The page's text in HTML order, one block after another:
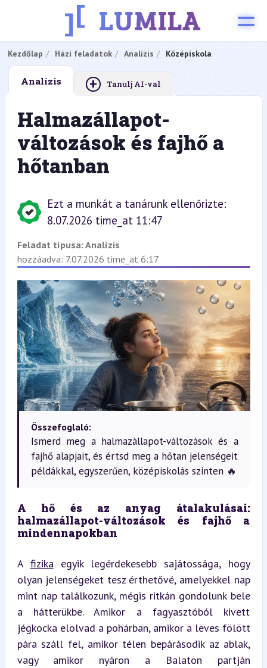
Kezdőlap Házi feladatok Analízis Középiskola
Analízis + Tanulj AI-val
Halmazállapot-
változások és fajhő a
hőtanban
Ezt a munkát a tanárunk ellenőrizte:
8.07.2026 time_at 11:47
Feladat típusa: Analízis
hozzáadva: 7.07.2026 time_at 6:17
Összefoglaló:
Ismerd meg a halmazállapot-változások és a
fajhő alapjait, és értsd meg a hőtan jelenségeit
példákkal, egyszerűen, középiskolás szinten 🔥
A hő és az anyag átalakulásai:
halmazállapot-változások és fajhő a
mindennapokban
A fizika egyik legérdekesebb sajátossága, hogy
olyan jelenségeket tesz érthetővé, amelyekkel nap
mint nap találkozunk, mégis ritkán gondolunk bele
a hátterükbe. Amikor a fagyasztóból kivett
jégkocka elolvad a pohárban, amikor a leves fölött
pára száll fel, amikor télen bepárásodik az ablak,
vagy amikor nyáron a Balaton partján